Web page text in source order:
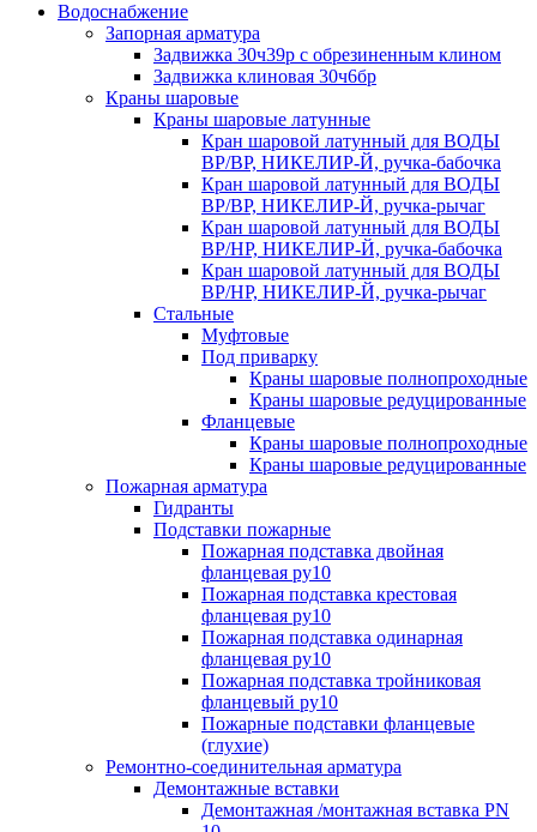
Водоснабжение
Запорная арматура
Задвижка 30ч39р с обрезиненным клином
Задвижка клиновая 30ч6бр
Краны шаровые
Краны шаровые латунные
Кран шаровой латунный для ВОДЫ
ВР/ВР, НИКЕЛИР-Й, ручка-бабочка
Кран шаровой латунный для ВОДЫ
ВР/ВР, НИКЕЛИР-Й, ручка-рычаг
Кран шаровой латунный для ВОДЫ
ВР/НР, НИКЕЛИР-Й, ручка-бабочка
Кран шаровой латунный для ВОДЫ
ВР/НР, НИКЕЛИР-Й, ручка-рычаг
Стальные
Муфтовые
Под приварку
Краны шаровые полнопроходные
Краны шаровые редуцированные
Фланцевые
Краны шаровые полнопроходные
Краны шаровые редуцированные
Пожарная арматура
Гидранты
Подставки пожарные
Пожарная подставка двойная
фланцевая ру10
Пожарная подставка крестовая
фланцевая ру10
Пожарная подставка одинарная
фланцевая ру10
Пожарная подставка тройниковая
фланцевый ру10
Пожарные подставки фланцевые
(глухие)
Ремонтно-соединительная арматура
Демонтажные вставки
Демонтажная /монтажная вставка PN